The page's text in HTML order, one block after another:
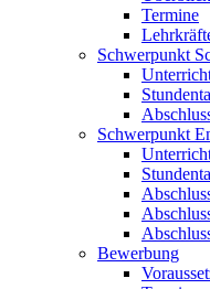
Termine
Schwerpunkt
Schwerpunkt
Bewerbung